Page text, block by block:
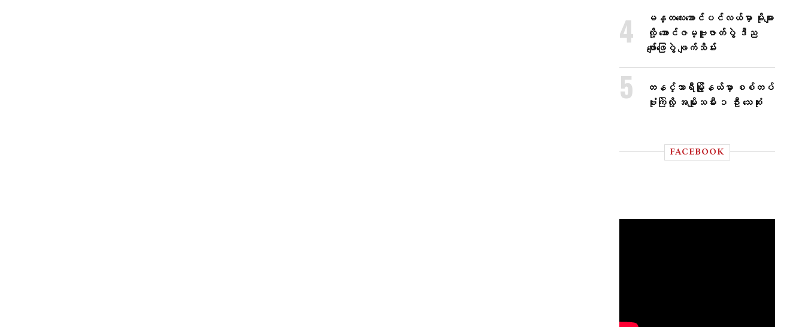
မန္တလေးအောင်ပင်လယ်မှာ မိုးများ
လို့ အောင်ဇမ္ဗူဇာတ်ပွဲ ဒီည
ဖျော်ဖြေပွဲ ဖျက်သိမ်း
တနင်္သာရီမြို့နယ်မှာ စစ်တပ်
ဗုံးကြဲလို့ အမျိုးသမီး ၁ ဦး သေဆုံး
FACEBOOK